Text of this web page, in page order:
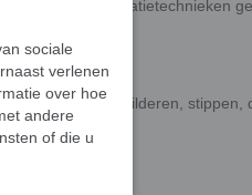
of andere decoratietechnieken
mozaïek, schilderen, stippen,
sociale
verlenen
over hoe
andere
of die u